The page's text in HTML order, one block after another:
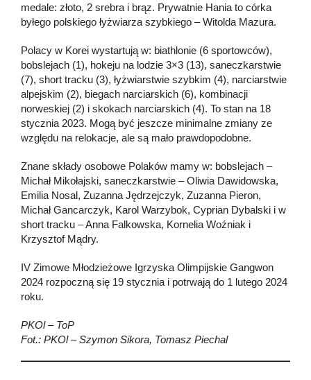
medale: złoto, 2 srebra i brąz. Prywatnie Hania to córka
byłego polskiego łyżwiarza szybkiego – Witolda Mazura.
Polacy w Korei wystartują w: biathlonie (6 sportowców),
bobslejach (1), hokeju na lodzie 3×3 (13), saneczkarstwie
(7), short tracku (3), łyżwiarstwie szybkim (4), narciarstwie
alpejskim (2), biegach narciarskich (6), kombinacji
norweskiej (2) i skokach narciarskich (4). To stan na 18
stycznia 2023. Mogą być jeszcze minimalne zmiany ze
względu na relokacje, ale są mało prawdopodobne.
Znane składy osobowe Polaków mamy w: bobslejach –
Michał Mikołajski, saneczkarstwie – Oliwia Dawidowska,
Emilia Nosal, Zuzanna Jędrzejczyk, Zuzanna Pieron,
Michał Gancarczyk, Karol Warzybok, Cyprian Dybalski i w
short tracku – Anna Falkowska, Kornelia Woźniak i
Krzysztof Mądry.
IV Zimowe Młodzieżowe Igrzyska Olimpijskie Gangwon
2024 rozpoczną się 19 stycznia i potrwają do 1 lutego 2024
roku.
PKOl – ToP
Fot.: PKOl – Szymon Sikora, Tomasz Piechal